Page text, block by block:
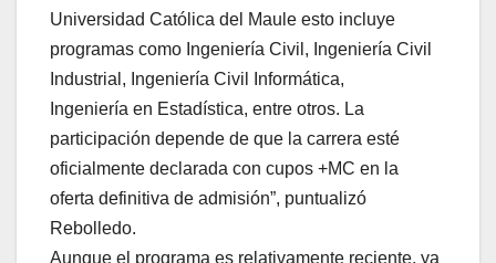
Universidad Católica del Maule esto incluye
programas como Ingeniería Civil, Ingeniería Civil
Industrial, Ingeniería Civil Informática,
Ingeniería en Estadística, entre otros. La
participación depende de que la carrera esté
oficialmente declarada con cupos +MC en la
oferta definitiva de admisión”, puntualizó
Rebolledo.
Aunque el programa es relativamente reciente, ya